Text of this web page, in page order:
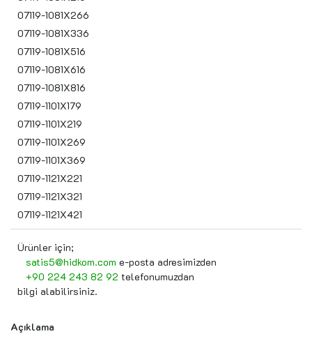
07119-1081X266
07119-1081X336
07119-1081X516
07119-1081X616
07119-1081X816
07119-1101X179
07119-1101X219
07119-1101X269
07119-1101X369
07119-1121X221
07119-1121X321
07119-1121X421
Ürünler için;
satis5@hidkom.com e-posta adresimizden
+90 224 243 82 92 telefonumuzdan
bilgi alabilirsiniz.
Açıklama